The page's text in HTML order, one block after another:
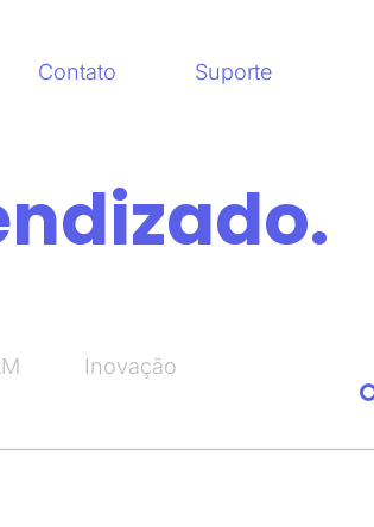
Contato Suporte
Inovação